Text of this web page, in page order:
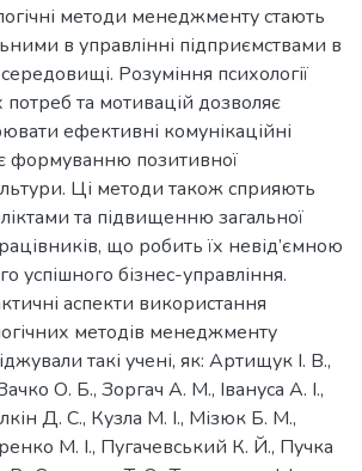
методи менеджменту стають
в управлінні підприємствами в
Розуміння психології
потреб та мотивацій дозволяє
ефективні комунікаційні
формуванню позитивної
Ці методи також сприяють
та підвищенню загальної
що робить їх невід’ємною
успішного бізнес-управління.
аспекти використання
методів менеджменту
такі учені, як: Артищук І. В.,
О. Б., Зоргач А. М., Івануса А. І.,
Д. С., Кузла М. І., Мізюк Б. М.,
М. І., Пугачевський К. Й., Пучка